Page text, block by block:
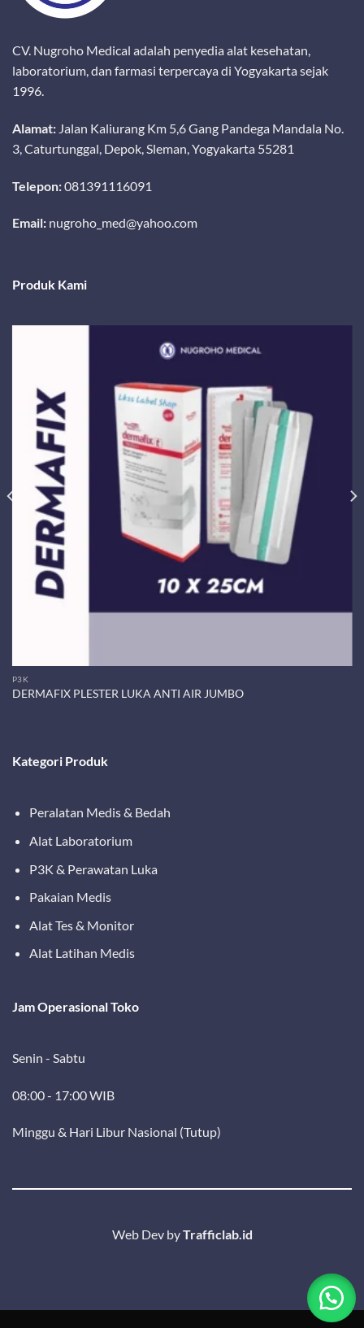
CV. Nugroho Medical adalah penyedia alat kesehatan,
laboratorium, dan farmasi terpercaya di Yogyakarta sejak
1996.
Alamat: Jalan Kaliurang Km 5,6 Gang Pandega Mandala No.
3, Caturtunggal, Depok, Sleman, Yogyakarta 55281
Telepon:081391116091
Email: nugroho_med@yahoo.com
Produk Kami
P3K
DERMAFIX PLESTER LUKA ANTI AIR JUMBO
Kategori Produk
Peralatan Medis & Bedah
Alat Laboratorium
P3K & Perawatan Luka
Pakaian Medis
Alat Tes & Monitor
Alat Latihan Medis
Jam Operasional Toko
Senin - Sabtu
08:00 - 17:00 WIB
Minggu & Hari Libur Nasional (Tutup)
Web Dev byTrafficlab.id